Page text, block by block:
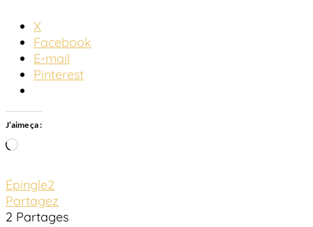
X
Facebook
E-mail
Pinterest
J’aime ça :
Chargement…
Épingle2
Partagez
2 Partages